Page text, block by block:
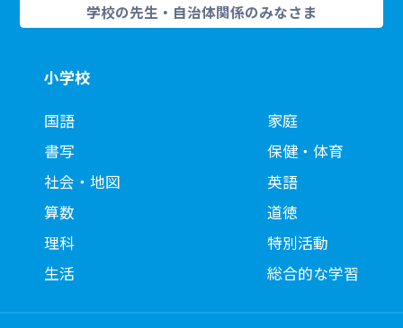
学校の先生・自治体関係のみなさま
小学校
国語
書写
社会・地図
算数
理科
生活
家庭
保健・体育
英語
道徳
特別活動
総合的な学習